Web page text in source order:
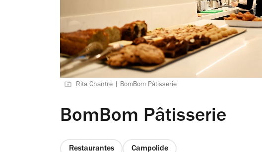
Rita Chantre | BomBom Pâtisserie
BomBom Pâtisserie
Restaurantes Campolide